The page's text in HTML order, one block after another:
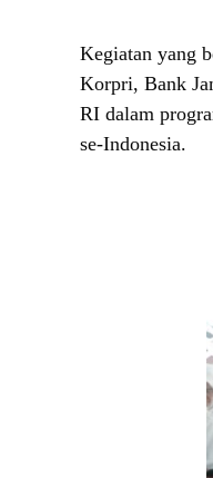
Kegiatan yang
Korpri, Bank
RI dalam
se-Indonesia.